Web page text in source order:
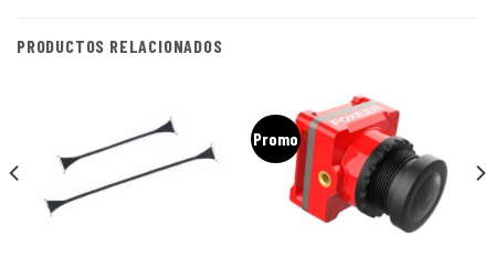
PRODUCTOS RELACIONADOS
Promo